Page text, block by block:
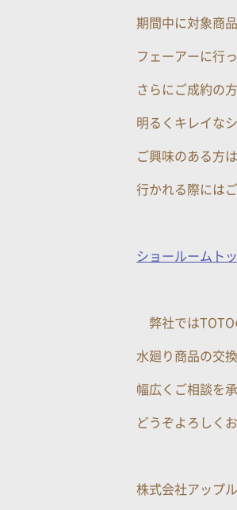
期間中に対象商
フェーアーに行
さらにご成約の
明るくキレイな
ご興味のある方
行かれる際には
ショールームト
弊社ではTOTO
水廻り商品の交
幅広くご相談を
どうぞよろしく
株式会社アップ